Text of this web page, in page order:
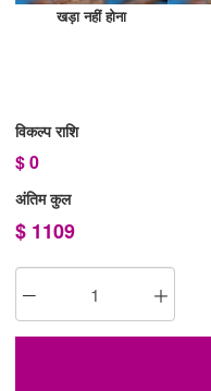
खड़ा नहीं होना
विकल्प राशि
$0
अंतिम कुल
$ 1109